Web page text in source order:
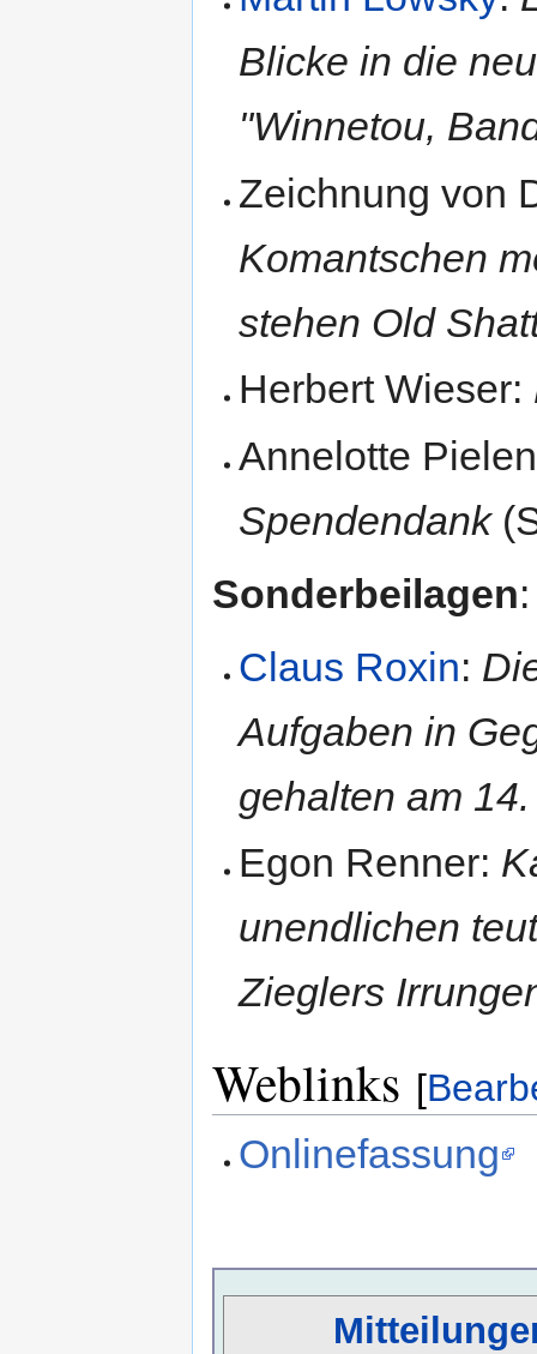
Blicke in die
"Winnetou,
Zeichnung von
Komantschen
stehen Old
Herbert Wieser:
Annelotte
Spendendank
Sonderbeilagen:
Claus Roxin:
Aufgaben in
gehalten am
Egon Renner:
unendlichen
Zieglers
Weblinks [
Onlinefassung